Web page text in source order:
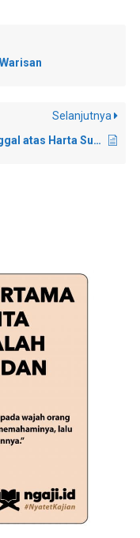
Selanjutnya
Hak Waris Keluarga Istri yang Meninggal atas Harta Suami